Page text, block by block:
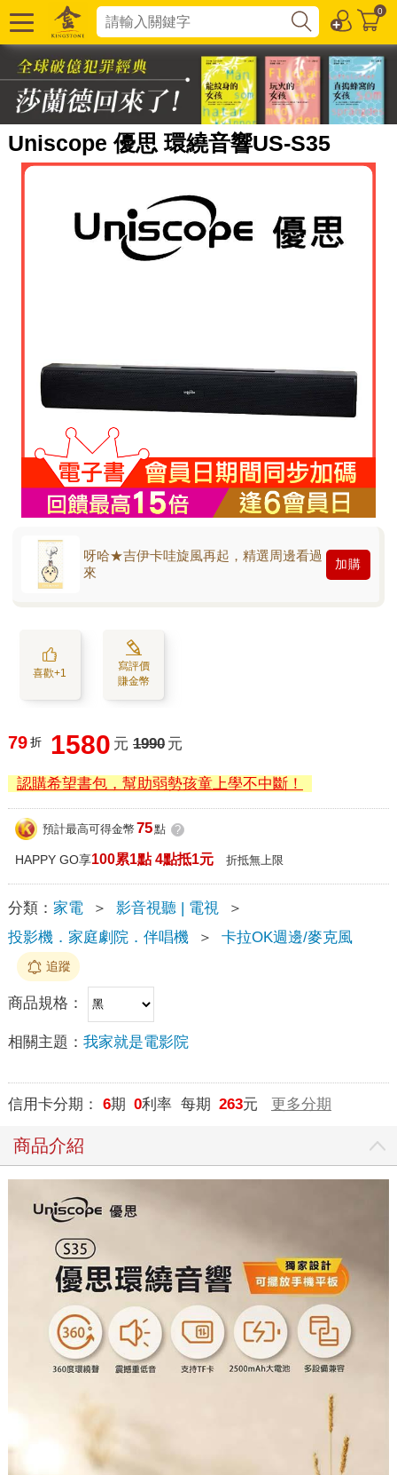
0
Uniscope 優思 環繞音響US-S35
呀哈★吉伊卡哇旋風再起，精選周邊看過
來
加購
喜歡+1
寫評價
賺金幣
79 折 1580 元 1990 元
認購希望書包，幫助弱勢孩童上學不中斷！
預計最高可得金幣 75點 ?
HAPPY GO享100累1點 4點抵1元 折抵無上限
分類： 家電 ＞ 影音視聽 | 電視
＞
投影機．家庭劇院．伴唱機
＞ 卡拉OK週邊/麥克風
追蹤
商品規格：
相關主題： 我家就是電影院
信用卡分期： 6期 0利率 每期 263元 更多分期
商品介紹